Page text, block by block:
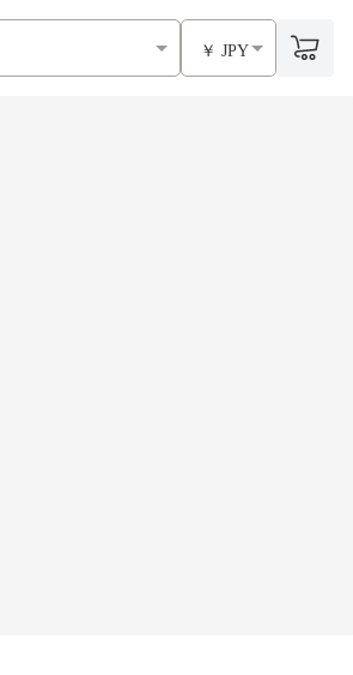
￥ JPY